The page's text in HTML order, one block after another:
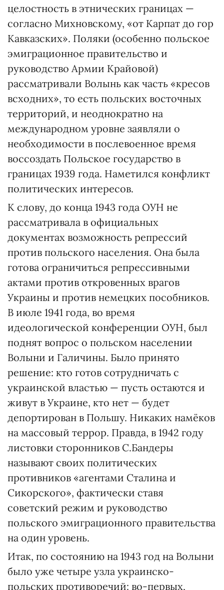
целостность в этнических границах —
согласно Михновскому, «от Карпат до гор
Кавказских». Поляки (особенно польское
эмиграционное правительство и
руководство Армии Крайовой)
рассматривали Волынь как часть «кресов
всходних», то есть польских восточных
территорий, и неоднократно на
международном уровне заявляли о
необходимости в послевоенное время
воссоздать Польское государство в
границах 1939 года. Наметился конфликт
политических интересов.
К слову, до конца 1943 года ОУН не
рассматривала в официальных
документах возможность репрессий
против польского населения. Она была
готова ограничиться репрессивными
актами против откровенных врагов
Украины и против немецких пособников.
В июле 1941 года, во время
идеологической конференции ОУН, был
поднят вопрос о польском населении
Волыни и Галичины. Было принято
решение: кто готов сотрудничать с
украинской властью — пусть остаются и
живут в Украине, кто нет — будет
депортирован в Польшу. Никаких намёков
на массовый террор. Правда, в 1942 году
листовки сторонников С.Бандеры
называют своих политических
противников «агентами Сталина и
Сикорского», фактически ставя
советский режим и руководство
польского эмиграционного правительства
на один уровень.
Итак, по состоянию на 1943 год на Волыни
было уже четыре узла украинско-
польских противоречий: во-первых,